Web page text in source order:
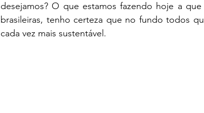
desejamos? O que estamos fazendo hoje a
brasileiras, tenho certeza que no fundo todos
cada vez mais sustentável.